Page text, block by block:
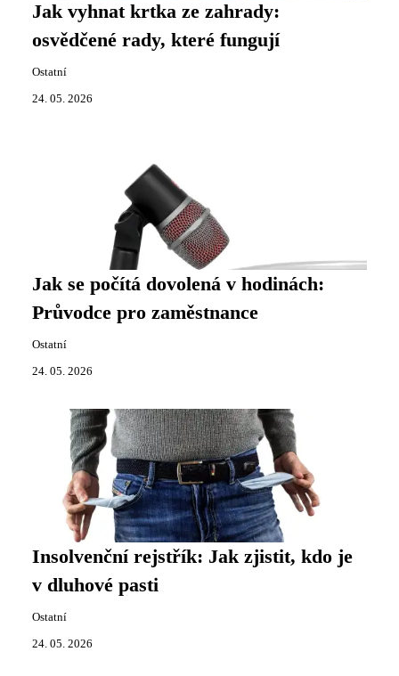
Jak vyhnat krtka ze zahrady:
osvědčené rady, které fungují
Ostatní
24. 05. 2026
Jak se počítá dovolená v hodinách:
Průvodce pro zaměstnance
Ostatní
24. 05. 2026
Insolvenční rejstřík: Jak zjistit, kdo je
v dluhové pasti
Ostatní
24. 05. 2026